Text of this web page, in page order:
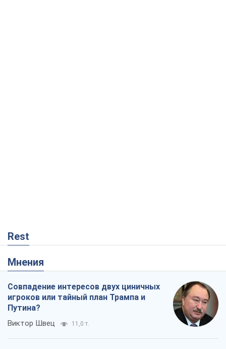
Rest
Мнения
Совпадение интересов двух циничных
игроков или тайный план Трампа и
Путина?
Виктор Швец 11,0 т.